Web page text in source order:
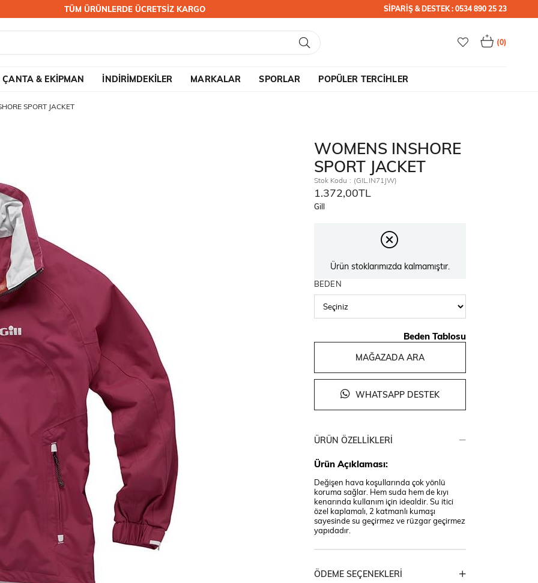
TÜM ÜRÜNLERDE ÜCRETSİZ KARGO SİPARİŞ & DESTEK : 0534 890 25 23
0
ÇANTA & EKİPMAN İNDİRİMDEKİLER MARKALAR SPORLAR POPÜLER TERCİHLER
SPORT JACKET
WOMENS INSHORE
SPORT JACKET
Stok Kodu (GIL.IN71JW)
1.372,00TL
Gill
Ürün stoklarımızda kalmamıştır.
BEDEN
Beden Tablosu
MAĞAZADA ARA
WHATSAPP DESTEK
ÜRÜN ÖZELLIKLERI
Ürün Açıklaması:
Değişen hava koşullarında çok yönlü
koruma sağlar. Hem suda hem de kıyı
kenarında kullanım için idealdir. Su itici
özel kaplamalı, 2 katmanlı kumaşı
sayesinde su geçirmez ve rüzgar geçirmez
yapıdadır.
ÖDEME SEÇENEKLERI